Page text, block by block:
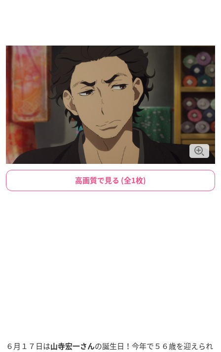
高画質で見る (全1枚)
６月１７日は山寺宏一さんの誕生日！今年で５６歳を迎えられ